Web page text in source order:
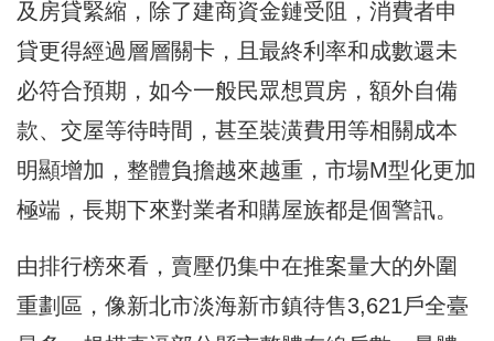
及房貸緊縮，除了建商資金鏈受阻，消費者申
貸更得經過層層關卡，且最終利率和成數還未
必符合預期，如今一般民眾想買房，額外自備
款、交屋等待時間，甚至裝潢費用等相關成本
明顯增加，整體負擔越來越重，市場M型化更加
極端，長期下來對業者和購屋族都是個警訊。
由排行榜來看，賣壓仍集中在推案量大的外圍
重劃區，像新北市淡海新市鎮待售3,621戶全臺